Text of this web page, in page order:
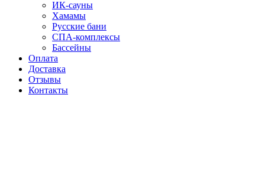
ИК-сауны
Хамамы
Русские бани
СПА-комплексы
Бассейны
Оплата
Доставка
Отзывы
Контакты